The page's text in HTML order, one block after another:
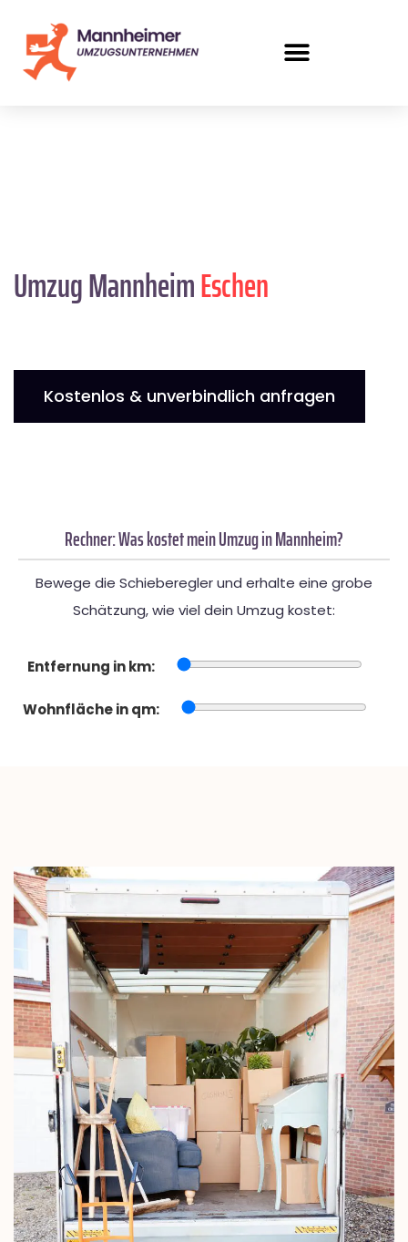
Umzug MannheimEschen
Kostenlos & unverbindlich anfragen
Rechner: Was kostet mein Umzug in Mannheim?
Bewege die Schieberegler und erhalte eine grobe
Schätzung, wie viel dein Umzug kostet:
Entfernung in km:
Wohnfläche in qm: